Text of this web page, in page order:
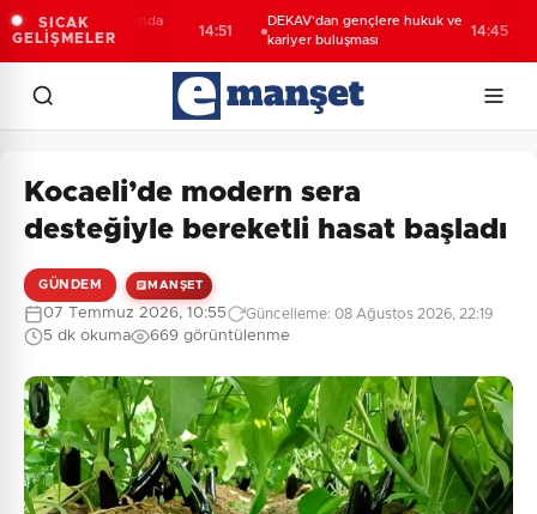
SICAK
GELİŞMELER
kırsal yollarında
mesai
14:51
DEKAV’dan gençlere hukuk ve
kariyer buluşması
14:45
Kocaeli’de modern sera
desteğiyle bereketli hasat başladı
GÜNDEM MANŞET
07 Temmuz 2026, 10:55 Güncelleme: 08 Ağustos 2026, 22:19
5 dk okuma 669 görüntülenme